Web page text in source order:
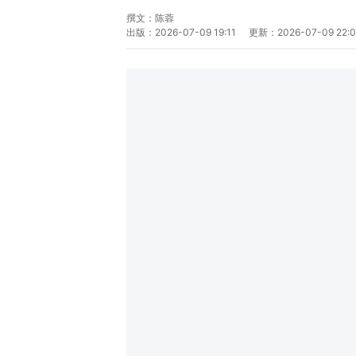
撰文： 陈蓉
出版： 2026-07-09 19:11 更新： 2026-07-09